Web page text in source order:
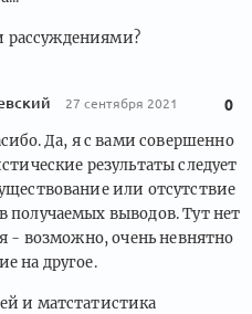
рассуждениями?
27 сентября 2021 0
Да, я с вами совершенно
результаты следует
или отсутствие
получаемых выводов. Тут нет
- возможно, очень невнятно
на другое.
и матстатистика